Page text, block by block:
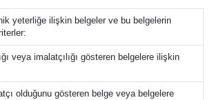
yeterliğe ilişkin belgeler ve bu belgelerin
veya imalatçılığı gösteren belgelere ilişkin
olduğunu gösteren belge veya belgelere